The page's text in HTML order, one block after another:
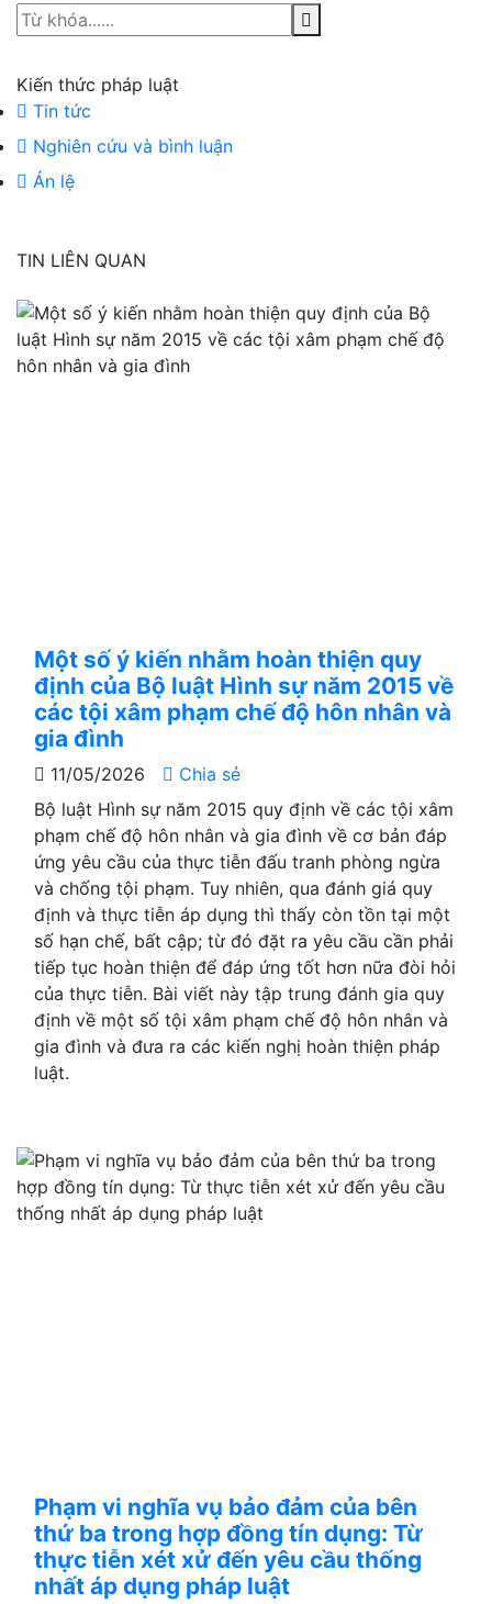
Kiến thức pháp luật
Tin tức
Nghiên cứu và bình luận
Án lệ
TIN LIÊN QUAN
Một số ý kiến nhằm hoàn thiện quy
định của Bộ luật Hình sự năm 2015 về
các tội xâm phạm chế độ hôn nhân và
gia đình
11/05/2026
Chia sẻ
Bộ luật Hình sự năm 2015 quy định về các tội xâm
phạm chế độ hôn nhân và gia đình về cơ bản đáp
ứng yêu cầu của thực tiễn đấu tranh phòng ngừa
và chống tội phạm. Tuy nhiên, qua đánh giá quy
định và thực tiễn áp dụng thì thấy còn tồn tại một
số hạn chế, bất cập; từ đó đặt ra yêu cầu cần phải
tiếp tục hoàn thiện để đáp ứng tốt hơn nữa đòi hỏi
của thực tiễn. Bài viết này tập trung đánh gia quy
định về một số tội xâm phạm chế độ hôn nhân và
gia đình và đưa ra các kiến nghị hoàn thiện pháp
luật.
Phạm vi nghĩa vụ bảo đảm của bên
thứ ba trong hợp đồng tín dụng: Từ
thực tiễn xét xử đến yêu cầu thống
nhất áp dụng pháp luật